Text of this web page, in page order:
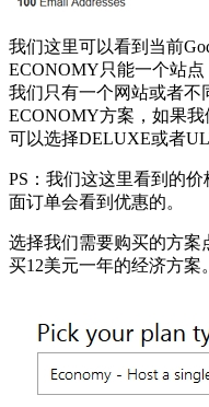
我们这里可以看到当前
ECONOMY只能一个站
我们只有一个网站或者不
ECONOMY方案，如果我
可以选择DELUXE或者
PS：我们这这里看到的
面订单会看到优惠的。
选择我们需要购买的方
买12美元一年的经济方案。